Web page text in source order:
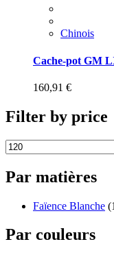
Chinois
Cache-pot GM
160,91 €
Filter by price
Par matières
Faïence Blanche
Par couleurs